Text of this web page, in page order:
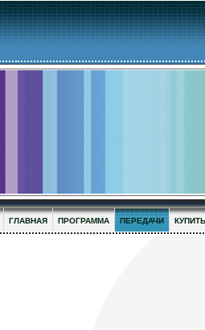
ГЛАВНАЯ ПРОГРАММА ПЕРЕДАЧИ